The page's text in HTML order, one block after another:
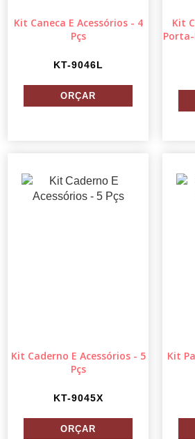
Kit Caneca E Acessórios - 4
Pçs
KT-9046L
Kit
Kit Caderno E Acessórios - 5
Pçs
KT-9045X
Kit